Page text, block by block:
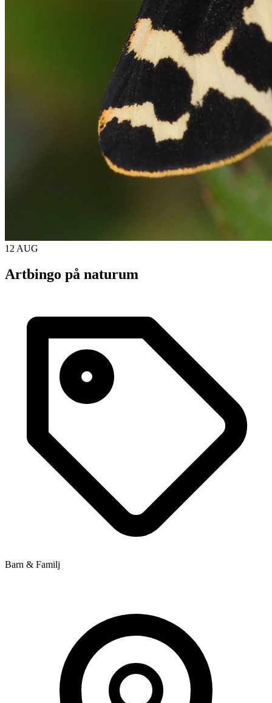
12 AUG
Artbingo på naturum
Barn & Familj